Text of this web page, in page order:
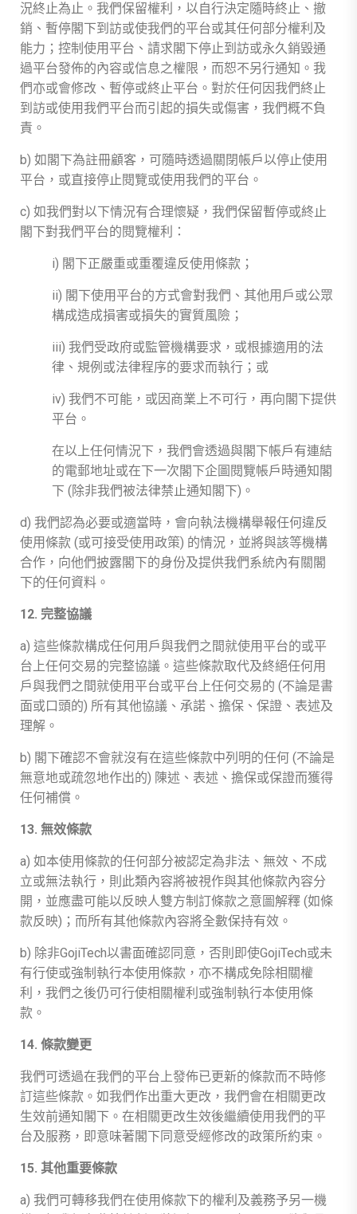
況終止為止。我們保留權利，以自行決定隨時終止、撤
銷、暫停閣下到訪或使我們的平台或其任何部分權利及
能力；控制使用平台、請求閣下停止到訪或永久銷毀通
過平台發佈的內容或信息之權限，而恕不另行通知。我
們亦或會修改、暫停或終止平台。對於任何因我們終止
到訪或使用我們平台而引起的損失或傷害，我們概不負
責。
b) 如閣下為註冊顧客，可隨時透過關閉帳戶以停止使用
平台，或直接停止閱覽或使用我們的平台。
c) 如我們對以下情況有合理懷疑，我們保留暫停或終止
閣下對我們平台的閱覽權利：
i) 閣下正嚴重或重覆違反使用條款；
ii) 閣下使用平台的方式會對我們、其他用戶或公眾
構成造成損害或損失的實質風險；
iii) 我們受政府或監管機構要求，或根據適用的法
律、規例或法律程序的要求而執行；或
iv) 我們不可能，或因商業上不可行，再向閣下提供
平台。
在以上任何情況下，我們會透過與閣下帳戶有連結
的電郵地址或在下一次閣下企圖閱覽帳戶時通知閣
下 (除非我們被法律禁止通知閣下)。
d) 我們認為必要或適當時，會向執法機構舉報任何違反
使用條款 (或可接受使用政策) 的情況，並將與該等機構
合作，向他們披露閣下的身份及提供我們系統內有關閣
下的任何資料。
12. 完整協議
a) 這些條款構成任何用戶與我們之間就使用平台的或平
台上任何交易的完整協議。這些條款取代及終絕任何用
戶與我們之間就使用平台或平台上任何交易的 (不論是書
面或口頭的) 所有其他協議、承諾、擔保、保證、表述及
理解。
b) 閣下確認不會就沒有在這些條款中列明的任何 (不論是
無意地或疏忽地作出的) 陳述、表述、擔保或保證而獲得
任何補償。
13. 無效條款
a) 如本使用條款的任何部分被認定為非法、無效、不成
立或無法執行，則此類內容將被視作與其他條款內容分
開，並應盡可能以反映人雙方制訂條款之意圖解釋 (如條
款反映)；而所有其他條款內容將全數保持有效。
b) 除非GojiTech以書面確認同意，否則即使GojiTech或未
有行使或強制執行本使用條款，亦不構成免除相關權
利，我們之後仍可行使相關權利或強制執行本使用條
款。
14. 條款變更
我們可透過在我們的平台上發佈已更新的條款而不時修
訂這些條款。如我們作出重大更改，我們會在相關更改
生效前通知閣下。在相關更改生效後繼續使用我們的平
台及服務，即意味著閣下同意受經修改的政策所約束。
15. 其他重要條款
a) 我們可轉移我們在使用條款下的權利及義務予另一機